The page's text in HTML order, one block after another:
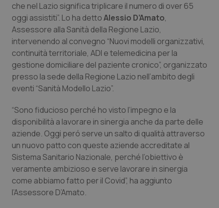
Emilia-Romagna
Friuli Venezia Giulia
Lazio
Liguria
Lombardia
Marche
Molise
Piemonte
Colesterolo & coronaropatie
Dermatite Atopica
Diabete & glucometri
Disturbi dell’umore
Dolore
Donna & Salute
Epatiti
HIV
che nel Lazio significa triplicare il numero di over 65
oggi assistiti”. Lo ha dettoAlessio D’Amato,
Assessore alla Sanità della Regione Lazio,
intervenendo al convegno “Nuovi modelli organizzativi,
continuità territoriale, ADI e telemedicina per la
gestione domiciliare del paziente cronico”, organizzato
presso la sede della Regione Lazio nell’ambito degli
eventi “Sanità Modello Lazio”.
“Sono fiducioso perché ho visto l’impegno e la
disponibilità a lavorare in sinergia anche da parte delle
aziende. Oggi peró serve un salto di qualità attraverso
un nuovo patto con queste aziende accreditate al
Sistema Sanitario Nazionale, perché l’obiettivo è
veramente ambizioso e serve lavorare in sinergia
come abbiamo fatto per il Covid”, ha aggiunto
l’Assessore D’Amato.